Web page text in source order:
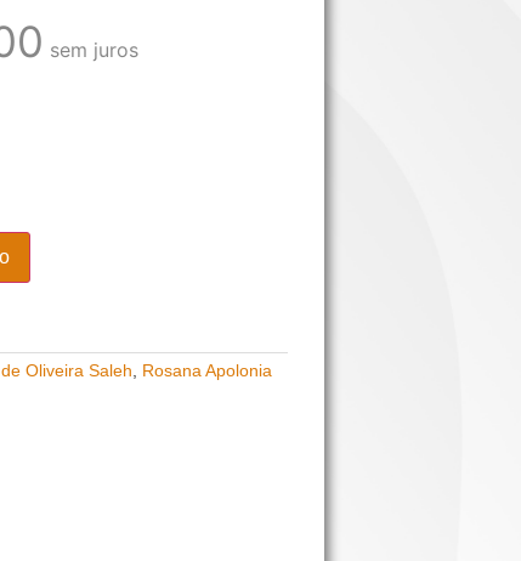
sem juros
Oliveira Saleh
Rosana Apolonia